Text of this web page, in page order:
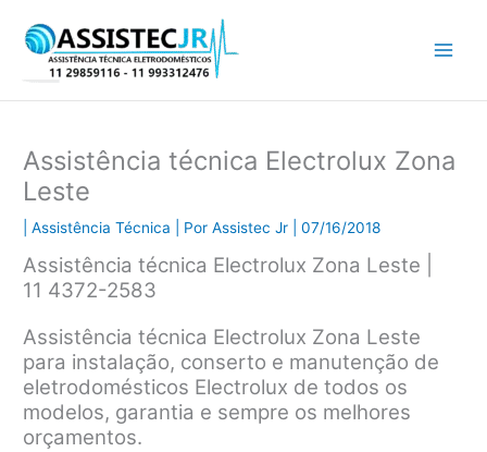
para
conteúdo
Assistência técnica Electrolux Zona
Leste
|Assistência Técnica | PorAssistec Jr |07/16/2018
Assistência técnica Electrolux Zona Leste |
11 4372-2583
Assistência técnica Electrolux Zona Leste
para instalação, conserto e manutenção de
eletrodomésticos Electrolux de todos os
modelos, garantia e sempre os melhores
orçamentos.